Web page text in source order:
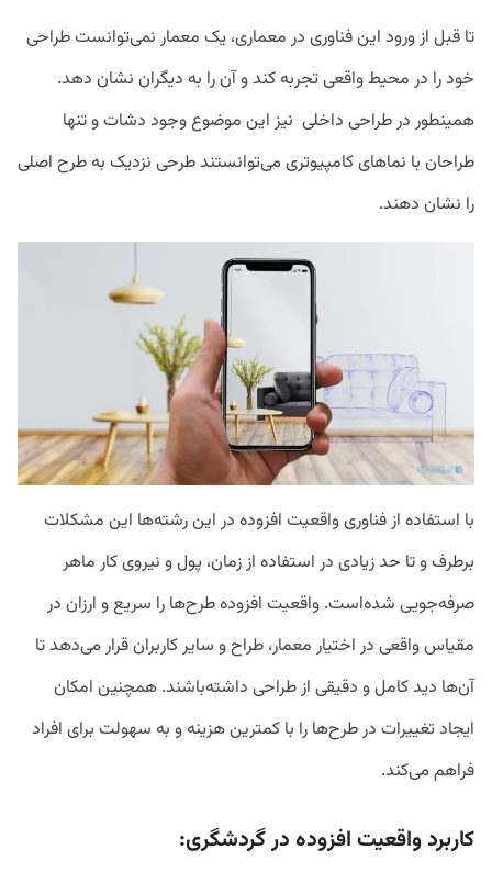
تا قبل از ورود این فناوری در معماری، یک معمار نمی‌توانست طراحی
خود را در محیط واقعی تجربه کند و آن را به دیگران نشان دهد.
همینطور در طراحی داخلی نیز این موضوع وجود دشات و تنها
طراحان با نماهای کامپیوتری می‌توانستند طرحی نزدیک به طرح اصلی
را نشان دهند.
با استفاده از فناوری واقعیت افزوده در این رشته‌ها این مشکلات
برطرف و تا حد زیادی در استفاده از زمان، پول و نیروی کار ماهر
صرفه‌جویی شده‌است. واقعیت افزوده طرح‌ها را سریع و ارزان در
مقیاس واقعی در اختیار معمار، طراح و سایر کاربران قرار می‌دهد تا
آن‌ها دید کامل و دقیقی از طراحی داشته‌باشند. همچنین امکان
ایجاد تغییرات در طرح‌ها را با کمترین هزینه و به سهولت برای افراد
فراهم می‌کند.
کاربرد واقعیت افزوده در گردشگری: